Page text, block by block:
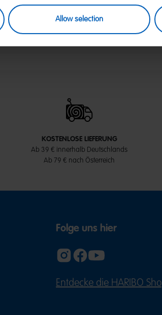
Allow selection
Riegel-
E-Mail
KOSTENLOSE LIEFERUNG
Ab 39 € innerhalb Deutschlands
Ab 79 € nach Österreich
Folge uns hier
Entdecke die HARIBO